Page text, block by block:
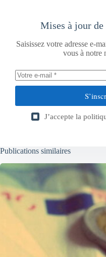
Mises à jour
Saisissez votre adresse e-
vous à notre
J’accepte la
Publications similaires